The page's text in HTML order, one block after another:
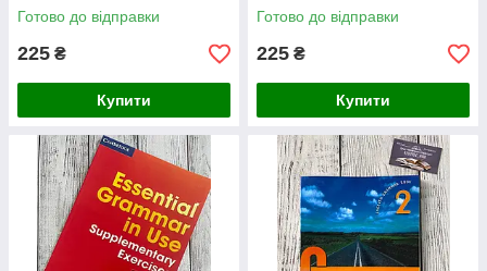
Готово до відправки
225 ₴
Купити
Готово до відправки
225 ₴
Купити